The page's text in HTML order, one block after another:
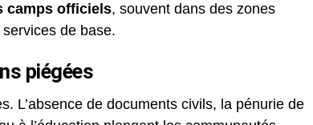
camps officiels, souvent dans des zones
de base.
piégées
L’absence de documents civils, la pénurie de